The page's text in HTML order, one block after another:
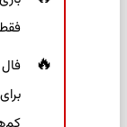
فقط ۱۵ ثانیه برای پیداکردنش